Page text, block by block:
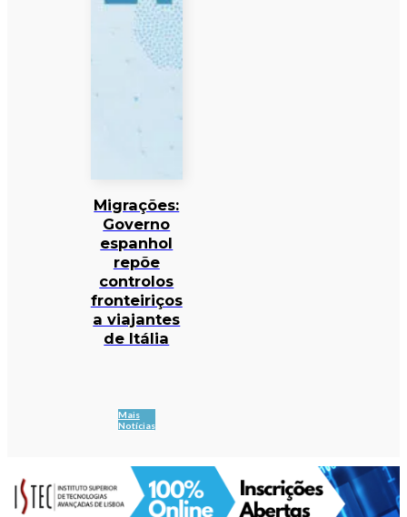
Migrações:
Governo
espanhol
repõe
controlos
fronteiriços
a viajantes
de Itália
Mais
Notícias